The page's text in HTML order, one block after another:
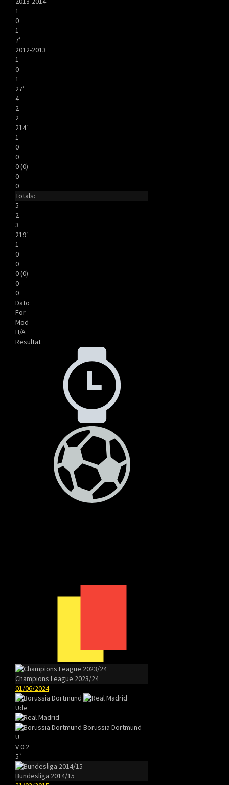
1
0
1
7′
2012-2013
1
0
1
27′
4
2
2
214′
1
0
0
0 (0)
0
0
Totals:
5
2
3
219′
1
0
0
0 (0)
0
0
Dato
For
Mod
H/A
Resultat
Champions League 2023/24
01/06/2024
Ude
Borussia Dortmund
U
V0:2
5`
Bundesliga 2014/15